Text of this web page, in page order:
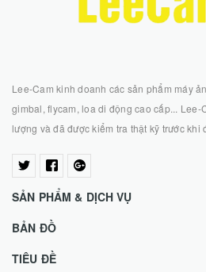
Lee-Cam kinh doanh các sản phẩm máy
gimbal, flycam, loa di động cao cấp... Lee-
lượng và đã được kiểm tra thật kỹ trước khi
SẢN PHẨM & DỊCH VỤ
BẢN ĐỒ
TIÊU ĐỀ